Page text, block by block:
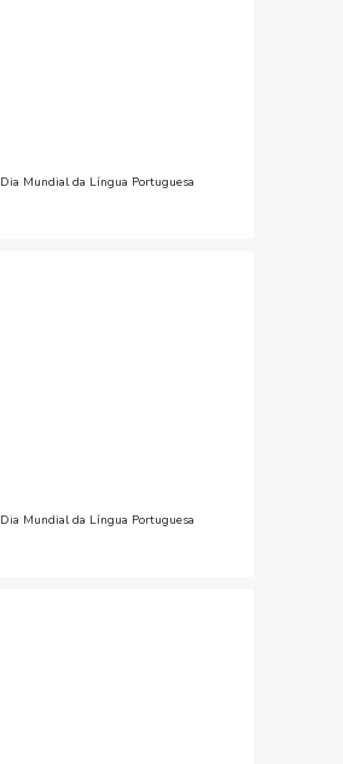
Dia Mundial da Língua Portuguesa
Dia Mundial da Língua Portuguesa